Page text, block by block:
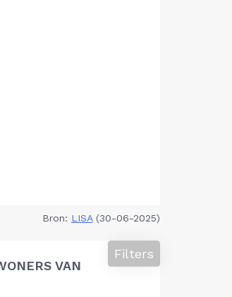
Bron: LISA(30-06-2025)
VAN
Filters